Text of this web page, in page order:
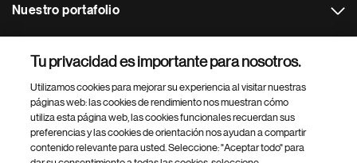
Nuestro portafolio
Footer Site Search
Tu privacidad es importante para nosotros.
Utilizamos cookies para mejorar su experiencia al visitar nuestras
páginas web: las cookies de rendimiento nos muestran cómo
utiliza esta página web, las cookies funcionales recuerdan sus
preferencias y las cookies de orientación nos ayudan a compartir
contenido relevante para usted. Seleccione: "Aceptar todo" para